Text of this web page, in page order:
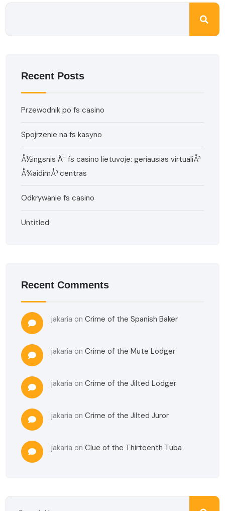
Recent Posts
Przewodnik po fs casino
Spojrzenie na fs kasyno
Å½ingsnis Ä¯ fs casino lietuvoje: geriausias virtualiÅ³
Å¾aidimÅ³ centras
Odkrywanie fs casino
Untitled
Recent Comments
jakaria onCrime of the Spanish Baker
jakaria onCrime of the Mute Lodger
jakaria onCrime of the Jilted Lodger
jakaria onCrime of the Jilted Juror
jakaria onClue of the Thirteenth Tuba